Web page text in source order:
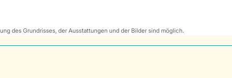
des Grundrisses, der Ausstattungen und der Bilder sind möglich.